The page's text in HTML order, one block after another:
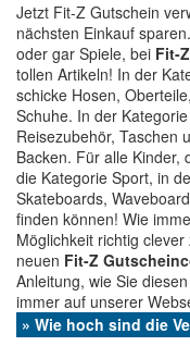
Jetzt Fit-Z Gutschein
nächsten Einkauf
oder gar Spiele, bei Fit-Z
tollen Artikeln! In der
schicke Hosen,
Schuhe. In der
Reisezubehör, Taschen
Backen. Für alle Kinder,
die Kategorie Sport, in
Skateboards,
finden können! Wie
Möglichkeit richtig
neuen Fit-Z
Anleitung, wie Sie
immer auf unserer
» Wie hoch sind die